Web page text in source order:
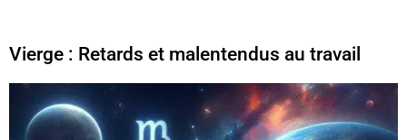
Vierge : Retards et malentendus au travail